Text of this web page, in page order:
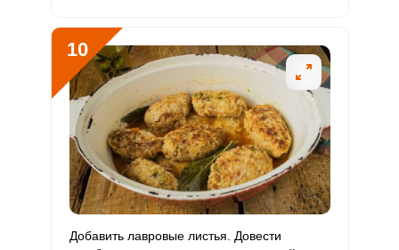
10
Добавить лавровые листья. Довести